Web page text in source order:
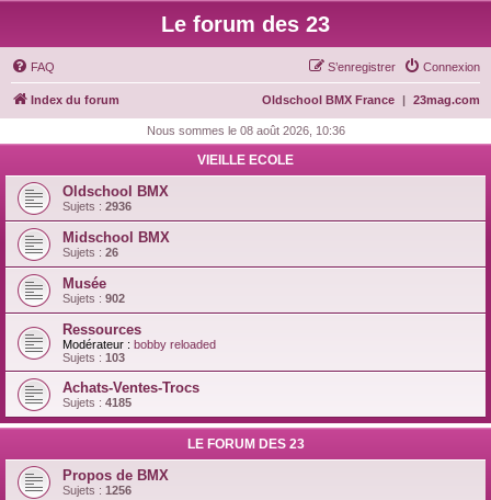
Le forum des 23
FAQ Connexion
S’enregistrer
Index du forum 23mag.com
|
Oldschool BMX France
Nous sommes le 08 août 2026, 10:36
VIEILLE ECOLE
Oldschool BMX
Sujets : 2936
Midschool BMX
Sujets : 26
Musée
Sujets : 902
Ressources
Modérateur : bobby reloaded
Sujets : 103
Achats-Ventes-Trocs
Sujets : 4185
LE FORUM DES 23
Propos de BMX
Sujets : 1256